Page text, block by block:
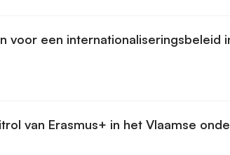
voor een internationaliseringsbeleid
van Erasmus+ in het Vlaamse